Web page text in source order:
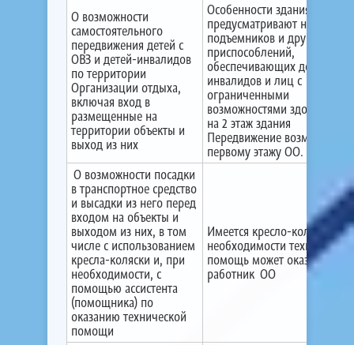
О возможности
самостоятельного
передвижения детей с
ОВЗ и детей-инвалидов
по территории
Организации отдыха,
включая вход в
размещенные на
территории объекты и
выход из них
Особенности здания не
предусматривают наличие
подъемников и других
приспособлений,
обеспечивающих доступ
инвалидов и лиц с
ограниченными
возможностями здоровья
на 2 этаж здания
Передвижение возможно по
первому этажу ОО.
О возможности посадки
в транспортное средство
и высадки из него перед
входом на объекты и
выходом из них, в том
числе с использованием
кресла-коляски и, при
необходимости, с
помощью ассистента
(помощника) по
оказанию технической
помощи
Имеется кресло-коляска,
необходимости техническую
помощь может оказать
работник ОО